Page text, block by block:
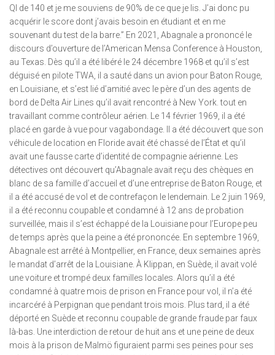
QI de 140 et je me souviens de 90% de ce que je lis. J’ai donc pu
acquérir le score dont j’avais besoin en étudiant et en me
souvenant du test de la barre.” En 2021, Abagnale a prononcé le
discours d’ouverture de l’American Mensa Conference à Houston,
au Texas. Dès qu’il a été libéré le 24 décembre 1968 et qu’il s’est
déguisé en pilote TWA, il a sauté dans un avion pour Baton Rouge,
en Louisiane, et s’est lié d’amitié avec le père d’un des agents de
bord de Delta Air Lines qu’il avait rencontré à New York. tout en
travaillant comme contrôleur aérien. Le 14 février 1969, il a été
placé en garde à vue pour vagabondage. Il a été découvert que son
véhicule de location en Floride avait été chassé de l’État et qu’il
avait une fausse carte d’identité de compagnie aérienne. Les
détectives ont découvert qu’Abagnale avait reçu des chèques en
blanc de sa famille d’accueil et d’une entreprise de Baton Rouge, et
il a été accusé de vol et de contrefaçon le lendemain. Le 2 juin 1969,
il a été reconnu coupable et condamné à 12 ans de probation
surveillée, mais il s’est échappé de la Louisiane pour l’Europe peu
de temps après que la peine a été prononcée. En septembre 1969,
Abagnale est arrêté à Montpellier, en France, deux semaines après
le mandat d’arrêt de la Louisiane. À Klippan, en Suède, il avait volé
une voiture et trompé deux familles locales. Alors qu’il a été
condamné à quatre mois de prison en France pour vol, il n’a été
incarcéré à Perpignan que pendant trois mois. Plus tard, il a été
déporté en Suède et reconnu coupable de grande fraude par faux
là-bas. Une interdiction de retour de huit ans et une peine de deux
mois à la prison de Malmö figuraient parmi ses peines pour ses